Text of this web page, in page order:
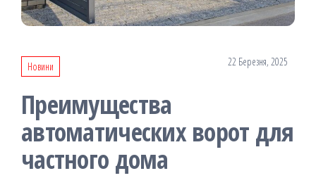
Новини 22 Березня, 2025
Преимущества
автоматических ворот для
частного дома